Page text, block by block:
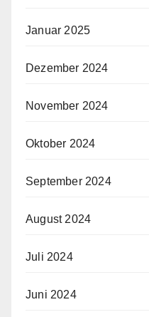
Januar 2025
Dezember 2024
November 2024
Oktober 2024
September 2024
August 2024
Juli 2024
Juni 2024